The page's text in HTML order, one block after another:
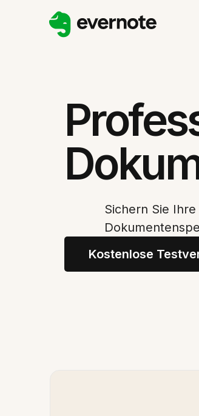
Sichern Sie
Kostenlose